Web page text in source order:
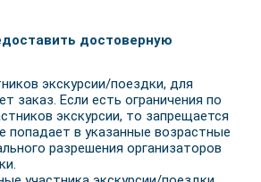
достоверную
экскурсии/поездки, для
заказ. Если есть ограничения по
экскурсии, то запрещается
попадает в указанные возрастные
разрешения организаторов